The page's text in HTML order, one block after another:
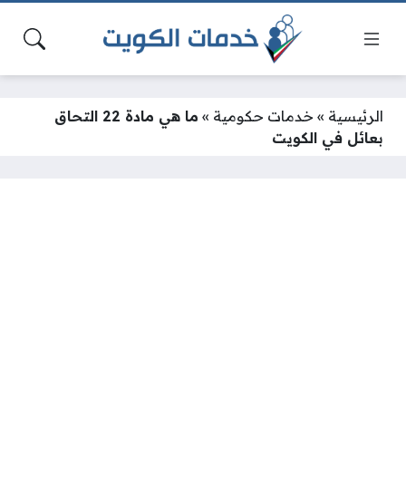
الرئيسية » خدمات حكومية »
ما هي مادة 22 التحاق
بعائل في الكويت